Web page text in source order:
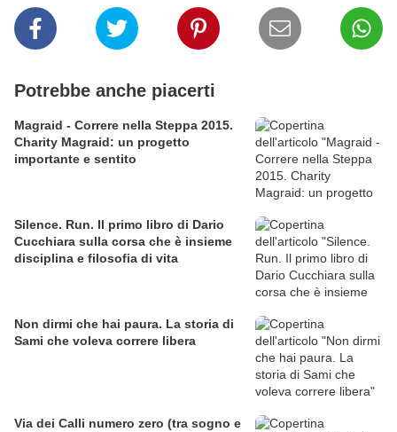
Potrebbe anche piacerti
Magraid - Correre nella Steppa 2015.
Charity Magraid: un progetto
importante e sentito
Silence. Run. Il primo libro di Dario
Cucchiara sulla corsa che è insieme
disciplina e filosofia di vita
Non dirmi che hai paura. La storia di
Sami che voleva correre libera
Via dei Calli numero zero (tra sogno e